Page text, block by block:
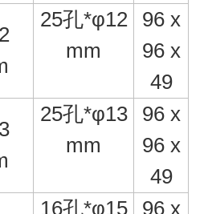
25孔*φ12
mm
96 x
96 x
49
25孔*φ13
mm
96 x
96 x
49
16孔*φ15
96 x